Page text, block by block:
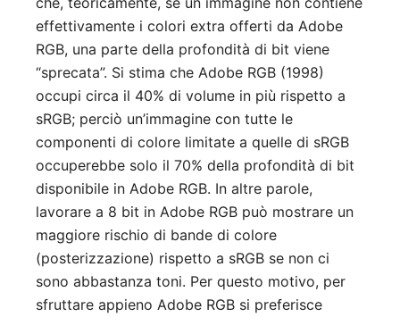
effettivamente i colori extra offerti da Adobe
RGB, una parte della profondità di bit viene
“sprecata”. Si stima che Adobe RGB (1998)
occupi circa il 40% di volume in più rispetto a
sRGB; perciò un’immagine con tutte le
componenti di colore limitate a quelle di sRGB
occuperebbe solo il 70% della profondità di bit
disponibile in Adobe RGB. In altre parole,
lavorare a 8 bit in Adobe RGB può mostrare un
maggiore rischio di bande di colore
(posterizzazione) rispetto a sRGB se non ci
sono abbastanza toni. Per questo motivo, per
sfruttare appieno Adobe RGB si preferisce